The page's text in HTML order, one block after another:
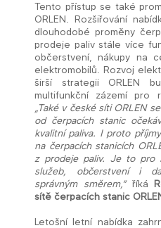
Tento přístup se také
ORLEN. Rozšiřování
dlouhodobé proměny
prodeje paliv stále více
občerstvení, nákupy na
elektromobilů. Rozvoj
širší strategii ORLEN
multifunkční zázemí pro
„Také v české síti ORLEN
od čerpacích stanic
kvalitní paliva. I proto
na čerpacích stanicích
z prodeje paliv. Je to pro
služeb, občerstvení i
správným směrem,“říká
sítě čerpacích stanic
Letošní letní nabídka